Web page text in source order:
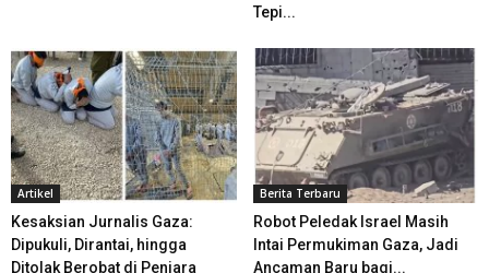
Tepi...
Artikel
Kesaksian Jurnalis Gaza:
Dipukuli, Dirantai, hingga
Ditolak Berobat di Penjara
Berita Terbaru
Robot Peledak Israel Masih
Intai Permukiman Gaza, Jadi
Ancaman Baru bagi...